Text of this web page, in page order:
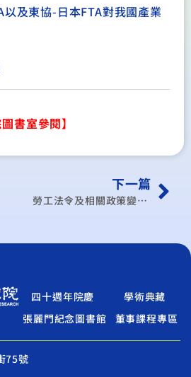
及東協-日本FTA對我國產業
書室參閱】
下一篇
勞工法令及相關政策變革對我國產業的影響與因應
四十週年院慶
學術典藏
張麗門紀念圖書館
董事課程專區
75號